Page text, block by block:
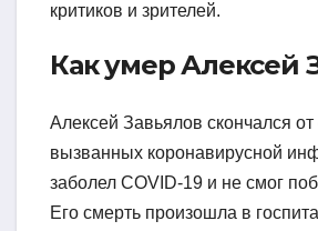
критиков и зрителей.
Как умер Алексей
Алексей Завьялов скончался
вызванных коронавирусной
заболел COVID-19 и не смог
Его смерть произошла в